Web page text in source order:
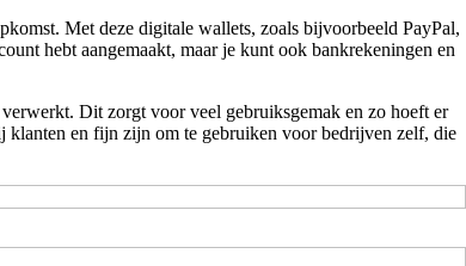
Met deze digitale wallets, zoals bijvoorbeeld PayPal,
hebt aangemaakt, maar je kunt ook bankrekeningen en
Dit zorgt voor veel gebruiksgemak en zo hoeft er
klanten en fijn zijn om te gebruiken voor bedrijven zelf, die